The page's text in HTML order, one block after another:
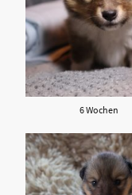
6 Wochen